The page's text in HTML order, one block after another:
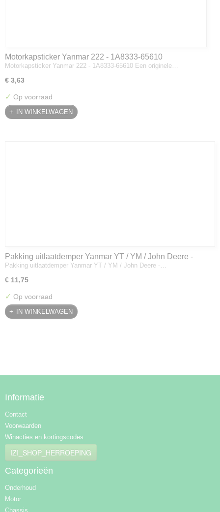
Motorkapsticker Yanmar 222 - 1A8333-65610
Motorkapsticker Yanmar 222 - 1A8333-65610 Een originele…
€ 3,63
✓ Op voorraad
IN WINKELWAGEN
Pakking uitlaatdemper Yanmar YT / YM / John Deere -
128300-13230
Pakking uitlaatdemper Yanmar YT / YM / John Deere -…
€ 11,75
✓ Op voorraad
IN WINKELWAGEN
Informatie
Contact
Voorwaarden
Winacties en kortingscodes
IZI_SHOP_HERROEPING
Categorieën
Onderhoud
Motor
Chassis